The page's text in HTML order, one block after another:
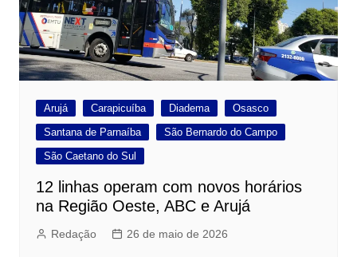
Arujá Carapicuíba Diadema
Osasco
Santana de Parnaíba
São Bernardo do Campo
São Caetano do Sul
12 linhas operam com novos horários
na Região Oeste, ABC e Arujá
Redação 26 de maio de 2026